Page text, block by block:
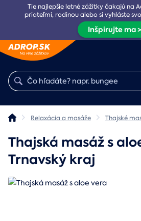
Tie najlepšie letné zážitky čakajú na
priateľmi, rodinou alebo si vyhláste
Inšpirujte ma >
Relaxácia a masáže Thajské
Thajská masáž s
Trnavský kraj